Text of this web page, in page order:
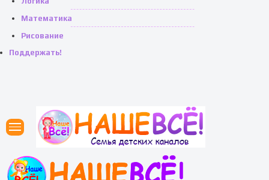
Математика
Рисование
Поддержать!